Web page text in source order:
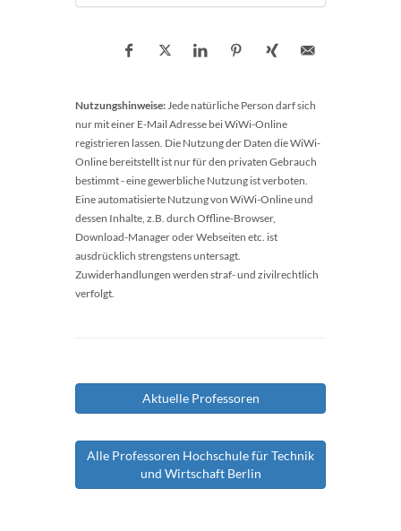
Nutzungshinweise:Jede natürliche Person darf sich
nur mit einer E-Mail Adresse bei WiWi-Online
registrieren lassen. Die Nutzung der Daten die WiWi-
Online bereitstellt ist nur für den privaten Gebrauch
bestimmt - eine gewerbliche Nutzung ist verboten.
Eine automatisierte Nutzung von WiWi-Online und
dessen Inhalte, z.B. durch Offline-Browser,
Download-Manager oder Webseiten etc. ist
ausdrücklich strengstens untersagt.
Zuwiderhandlungen werden straf- und zivilrechtlich
verfolgt.
Aktuelle Professoren
Alle Professoren Hochschule für Technik
und Wirtschaft Berlin